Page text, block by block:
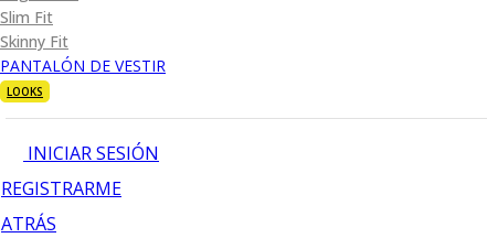
Slim Fit
Skinny Fit
PANTALÓN DE VESTIR
LOOKS
INICIAR SESIÓN
REGISTRARME
ATRÁS